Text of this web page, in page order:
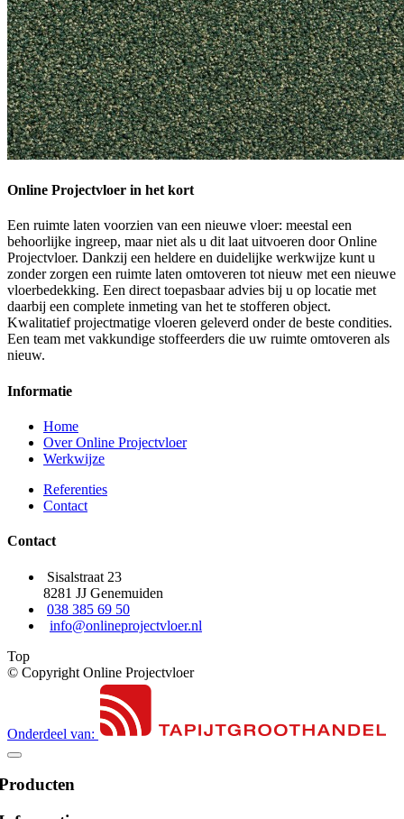
Online Projectvloer in het kort
Een ruimte laten voorzien van een nieuwe vloer: meestal een
behoorlijke ingreep, maar niet als u dit laat uitvoeren door Online
Projectvloer. Dankzij een heldere en duidelijke werkwijze kunt u
zonder zorgen een ruimte laten omtoveren tot nieuw met een nieuwe
vloerbedekking. Een direct toepasbaar advies bij u op locatie met
daarbij een complete inmeting van het te stofferen object.
Kwalitatief projectmatige vloeren geleverd onder de beste condities.
Een team met vakkundige stoffeerders die uw ruimte omtoveren als
nieuw.
Informatie
Home
Over Online Projectvloer
Werkwijze
Referenties
Contact
Contact
Sisalstraat 23
8281 JJ Genemuiden
038 385 69 50
info@onlineprojectvloer.nl
Top
© Copyright Online Projectvloer
Onderdeel van: